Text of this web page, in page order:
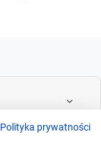
Polityka prywatności